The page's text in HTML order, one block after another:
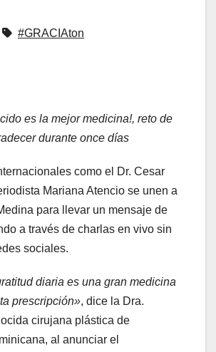
#GRACIAton
es la mejor medicina!, reto de
durante once días
como el Dr. Cesar
Mariana Atencio se unen a
para llevar un mensaje de
a través de charlas en vivo sin
sociales.
diaria es una gran medicina
prescripción», dice la Dra.
cirujana plástica de
al anunciar el